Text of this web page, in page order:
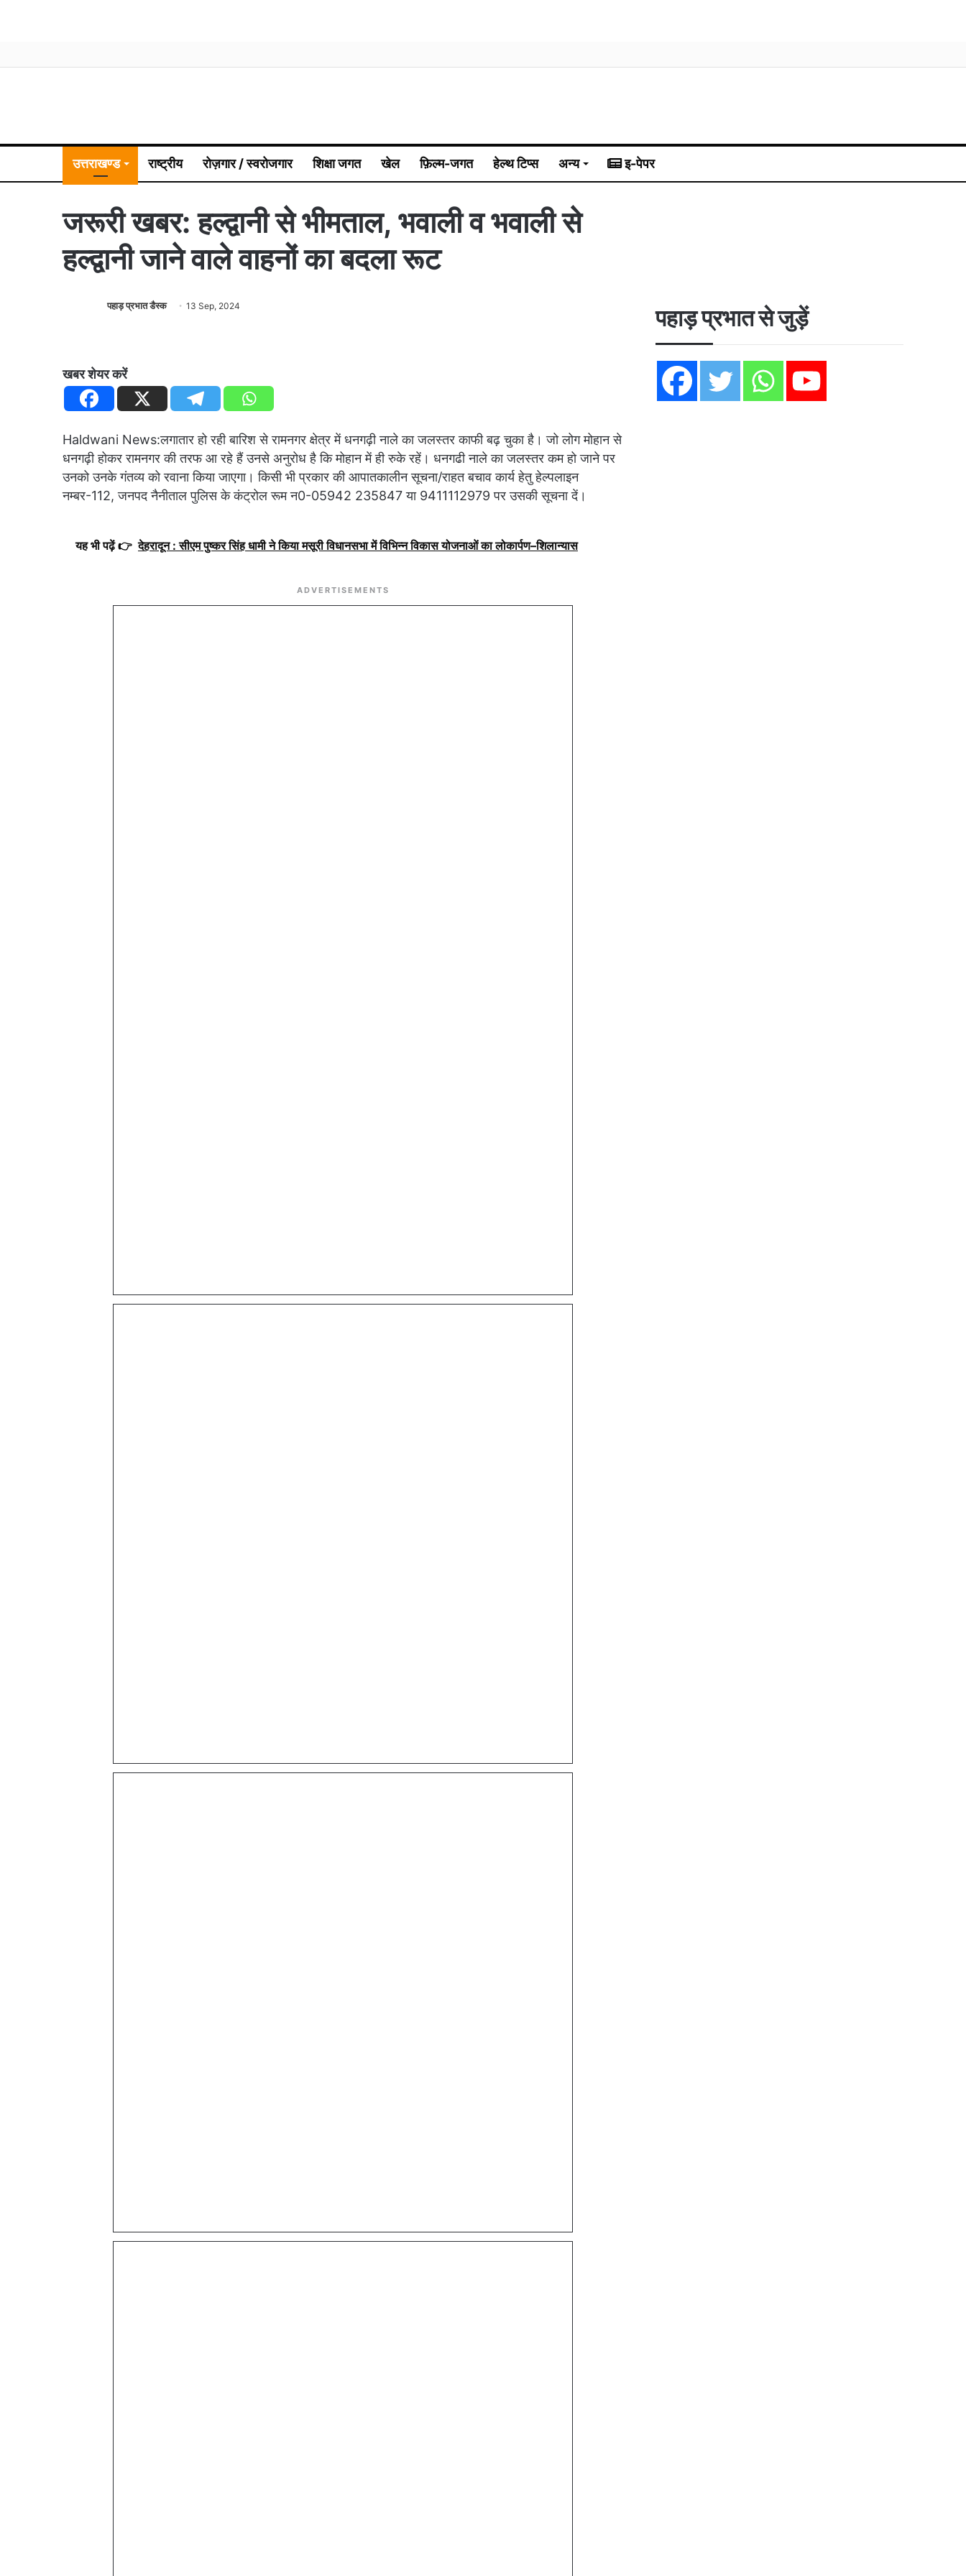
उत्तराखण्ड राष्ट्रीय रोज़गार / स्वरोजगार शिक्षा जगत खेल फ़िल्म-जगत हेल्थ टिप्स अन्य इ-पेपर
जरूरी खबर: हल्द्वानी से भीमताल, भवाली व भवाली से
हल्द्वानी जाने वाले वाहनों का बदला रूट
पहाड़ प्रभात डैस्क 13 Sep, 2024
खबर शेयर करें
Haldwani News:लगातार हो रही बारिश से रामनगर क्षेत्र में धनगढ़ी नाले का जलस्तर काफी बढ़ चुका है। जो लोग मोहान से
धनगढ़ी होकर रामनगर की तरफ आ रहे हैं उनसे अनुरोध है कि मोहान में ही रुके रहें। धनगढी नाले का जलस्तर कम हो जाने पर
उनको उनके गंतव्य को रवाना किया जाएगा। किसी भी प्रकार की आपातकालीन सूचना/राहत बचाव कार्य हेतु हेल्पलाइन
नम्बर-112, जनपद नैनीताल पुलिस के कंट्रोल रूम न0-05942 235847 या 9411112979 पर उसकी सूचना दें।
यह भी पढ़ें 👉 देहरादून : सीएम पुष्कर सिंह धामी ने किया मसूरी विधानसभा में विभिन्न विकास योजनाओं का लोकार्पण–शिलान्यास
ADVERTISEMENTS
पहाड़ प्रभात से जुड़ें